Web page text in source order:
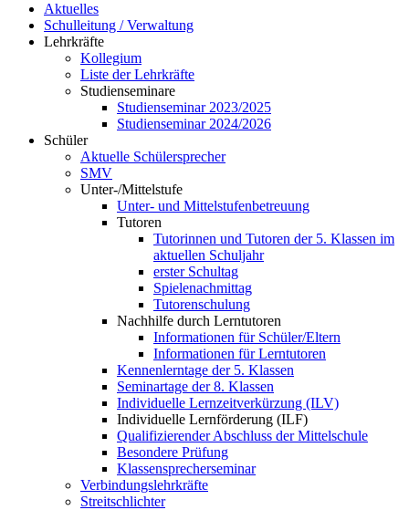
Aktuelles
Schulleitung / Verwaltung
Lehrkräfte
Kollegium
Liste der Lehrkräfte
Studienseminare
Studienseminar 2023/2025
Studienseminar 2024/2026
Schüler
Aktuelle Schülersprecher
SMV
Unter-/Mittelstufe
Unter- und Mittelstufenbetreuung
Tutoren
Tutorinnen und Tutoren der 5. Klassen im
aktuellen Schuljahr
erster Schultag
Spielenachmittag
Tutorenschulung
Nachhilfe durch Lerntutoren
Informationen für Schüler/Eltern
Informationen für Lerntutoren
Kennenlerntage der 5. Klassen
Seminartage der 8. Klassen
Individuelle Lernzeitverkürzung (ILV)
Individuelle Lernförderung (ILF)
Qualifizierender Abschluss der Mittelschule
Besondere Prüfung
Klassensprecherseminar
Verbindungslehrkräfte
Streitschlichter